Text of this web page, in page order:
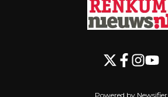
Powered by Newsifier